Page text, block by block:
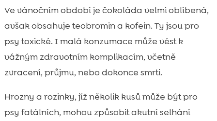
Ve vánočním období je čokoláda velmi oblíbená,
avšak obsahuje teobromin a kofein. Ty jsou pro
psy toxické. I malá konzumace může vést k
vážným zdravotním komplikacím, včetně
zvracení, průjmu, nebo dokonce smrti.
Hrozny a rozinky, jíž několik kusů může být pro
psy fatálních, mohou způsobit akutní selhání